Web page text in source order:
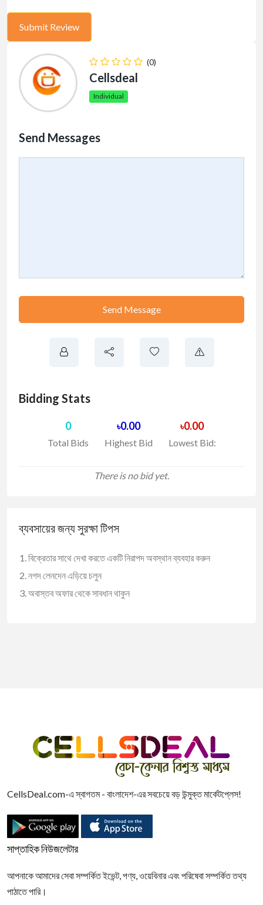
(0)
Cellsdeal
Individual
Send Messages
Send Message
Bidding Stats
0
Total Bids
৳0.00
Highest Bid
৳0.00
Lowest Bid:
There is no bid yet.
ব্যবসায়ের জন্য সুরক্ষা টিপস
বিক্রেতার সাথে দেখা করতে একটি নিরাপদ অবস্থান ব্যবহার করুন
নগদ লেনদেন এড়িয়ে চলুন
অবাস্তব অফার থেকে সাবধান থাকুন
CellsDeal.com-এ স্বাগতম - বাংলাদেশ-এর সবচেয়ে বড় উন্মুক্ত মার্কেটপ্লেস!
সাপ্তাহিক নিউজলেটার
আপনাকে আমাদের সেবা সম্পর্কিত ইভেন্ট, পণ্য, ওয়েবিনার এবং পরিষেবা সম্পর্কিত তথ্য
পাঠাতে পারি।